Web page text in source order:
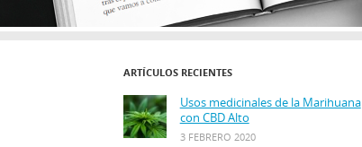
ARTÍCULOS RECIENTES
Usos medicinales de la Marihuana
con CBD Alto
3 FEBRERO 2020